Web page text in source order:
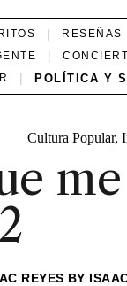
RESEÑAS
POLÍTICA Y
Cultura Popular,
REYES BY